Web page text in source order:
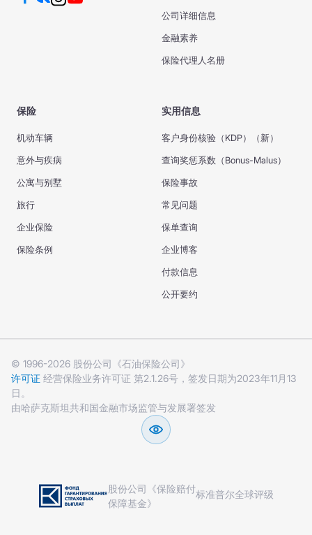
公司详细信息
金融素养
保险代理人名册
保险
机动车辆
意外与疾病
公寓与别墅
旅行
企业保险
保险条例
实用信息
客户身份核验（KDP）（新）
查询奖惩系数（Bonus-Malus）
保险事故
常见问题
保单查询
企业博客
付款信息
公开要约
© 1996-2026 股份公司《石油保险公司》
许可证 经营保险业务许可证 第2.1.26号，签发日期为2023年11月13
日。
由哈萨克斯坦共和国金融市场监管与发展署签发
股份公司《保险赔付
保障基金》
标准普尔全球评级